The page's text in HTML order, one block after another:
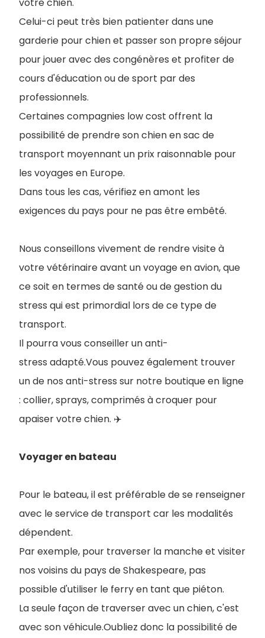
Celui-ci peut très bien patienter dans une
garderie pour chien et passer son propre séjour
pour jouer avec des congénères et profiter de
cours d'éducation ou de sport par des
professionnels.
Certaines compagnies low cost offrent la
possibilité de prendre son chien en sac de
transport moyennant un prix raisonnable pour
les voyages en Europe.
Dans tous les cas, vérifiez en amont les
exigences du pays pour ne pas être embêté.
Nous conseillons vivement de rendre visite à
votre vétérinaire avant un voyage en avion, que
ce soit en termes de santé ou de gestion du
stress qui est primordial lors de ce type de
transport.
Il pourra vous conseiller un anti-
stress adapté.Vous pouvez également trouver
un de nos anti-stress sur notre boutique en ligne
: collier, sprays, comprimés à croquer pour
apaiser votre chien. ✈️
Voyager en bateau
Pour le bateau, il est préférable de se renseigner
avec le service de transport car les modalités
dépendent.
Par exemple, pour traverser la manche et visiter
nos voisins du pays de Shakespeare, pas
possible d'utiliser le ferry en tant que piéton.
La seule façon de traverser avec un chien, c'est
avec son véhicule.Oubliez donc la possibilité de